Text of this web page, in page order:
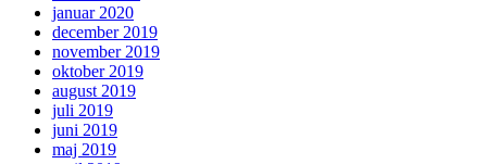
januar 2020
december 2019
november 2019
oktober 2019
august 2019
juli 2019
juni 2019
maj 2019